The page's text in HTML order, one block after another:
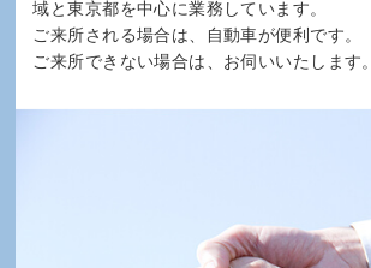
域と東京都を中心に業務しています。
ご来所される場合は、自動車が便利です。
ご来所できない場合は、お伺いいたします。